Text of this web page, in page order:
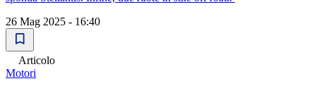
26 Mag 2025 - 16:40
Articolo
Motori